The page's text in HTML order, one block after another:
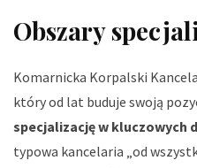
Obszary
Komarnicka Korpalski
który od lat buduje swoją
specjalizację w kluczowych
typowa kancelaria „od